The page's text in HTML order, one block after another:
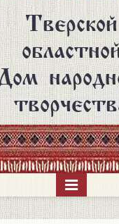
Тверской
Дом